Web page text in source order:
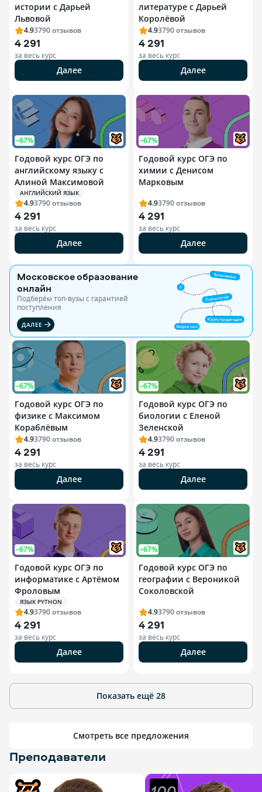
истории с Дарьей
Львовой
4.93790отзывов
4 291
за весь курс
Далее
литературе с Дарьей
Королёвой
4.93790отзывов
4 291
за весь курс
Далее
–67%
Годовой курс ОГЭ по
английскому языку с
Алиной Максимовой
АНГЛИЙСКИЙ ЯЗЫК
4.93790отзывов
4 291
за весь курс
Далее
–67%
Годовой курс ОГЭ по
химии с Денисом
Марковым
4.93790отзывов
4 291
за весь курс
Далее
Московское образование
онлайн
Подберём топ-вузы c гарантией
поступления
ДАЛЕЕ
–67%
Годовой курс ОГЭ по
физике с Максимом
Кораблёвым
4.93790отзывов
4 291
за весь курс
Далее
–67%
Годовой курс ОГЭ по
биологии с Еленой
Зеленской
4.93790отзывов
4 291
за весь курс
Далее
–67%
Годовой курс ОГЭ по
информатике с Артёмом
Фроловым
ЯЗЫК PYTHON
4.93790отзывов
4 291
за весь курс
Далее
–67%
Годовой курс ОГЭ по
географии с Вероникой
Соколовской
4.93790отзывов
4 291
за весь курс
Далее
Показать ещё 28
Смотреть все предложения
Преподаватели